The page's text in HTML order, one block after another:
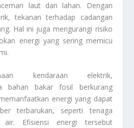
laut dan lahan. Dengan
tekanan terhadap cadangan
Hal ini juga mengurangi risiko
energi yang sering memicu
kendaraan elektrik,
bahan bakar fosil berkurang
energi yang dapat
terbarukan, seperti tenaga
Efisiensi energi tersebut